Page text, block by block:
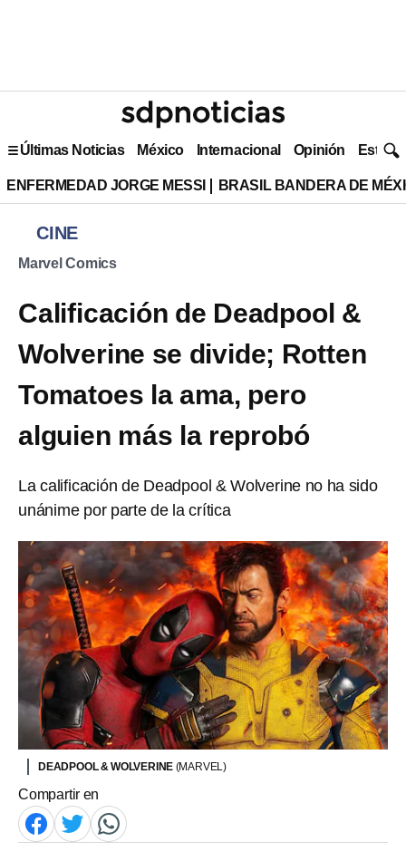
Últimas Noticias México Internacional Opinión Estilo
ENFERMEDAD JORGE MESSI BRASIL BANDERA DE
CINE
Marvel Comics
Calificación de Deadpool &
Wolverine se divide; Rotten
Tomatoes la ama, pero
alguien más la reprobó
La calificación de Deadpool & Wolverine no ha sido
unánime por parte de la crítica
DEADPOOL & WOLVERINE (MARVEL)
Compartir en